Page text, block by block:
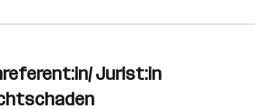
Jurist:in